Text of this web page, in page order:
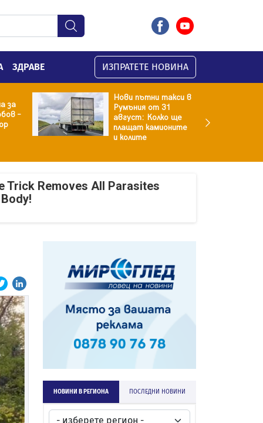
ЗДРАВЕ ИЗПРАТЕТЕ НОВИНА
за
–
Нови пътни такси в
Румъния от 31
август: Колко ще
плащат камионите
и колите
Trick Removes All Parasites
НОВИНИ В РЕГИОНА ПОСЛЕДНИ НОВИНИ